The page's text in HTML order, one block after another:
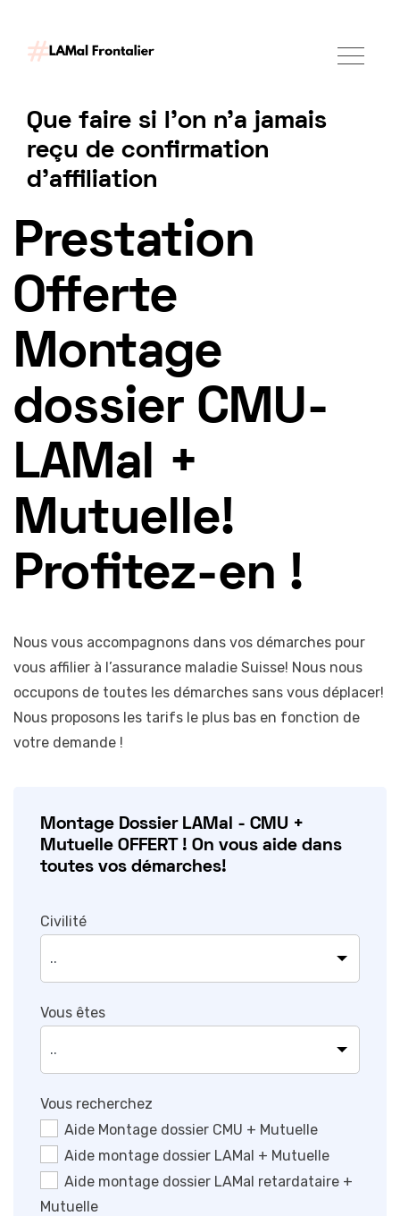
Que faire si l’on n’a jamais
reçu de confirmation
d’affiliation
Demander un accompagnement
Prestation
Offerte
Montage
dossier CMU-
LAMal +
Mutuelle!
Profitez-en !
Nous vous accompagnons dans vos démarches pour
vous affilier à l’assurance maladie Suisse! Nous nous
occupons de toutes les démarches sans vous déplacer!
Nous proposons les tarifs le plus bas en fonction de
votre demande !
Montage Dossier LAMal - CMU +
Mutuelle OFFERT ! On vous aide dans
toutes vos démarches!
Civilité
Vous êtes
Vous recherchez
Aide Montage dossier CMU + Mutuelle
Aide montage dossier LAMal + Mutuelle
Aide montage dossier LAMal retardataire +
Mutuelle